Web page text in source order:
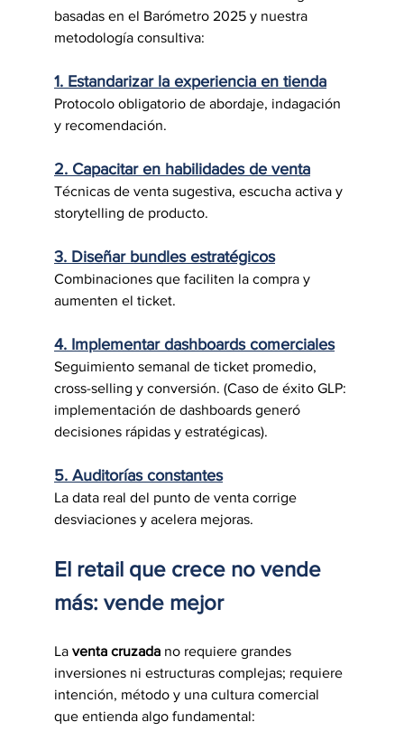
basadas en el Barómetro 2025 y nuestra
metodología consultiva:
1. Estandarizar la experiencia en tienda
Protocolo obligatorio de abordaje, indagación
y recomendación.
2. Capacitar en habilidades de venta
Técnicas de venta sugestiva, escucha activa y
storytelling de producto.
3. Diseñar bundles estratégicos
Combinaciones que faciliten la compra y
aumenten el ticket.
4. Implementar dashboards comerciales
Seguimiento semanal de ticket promedio,
cross-selling y conversión. (Caso de éxito GLP:
implementación de dashboards generó
decisiones rápidas y estratégicas).
5. Auditorías constantes
La data real del punto de venta corrige
desviaciones y acelera mejoras.
El retail que crece no vende
más: vende mejor
La venta cruzada no requiere grandes
inversiones ni estructuras complejas; requiere
intención, método y una cultura comercial
que entienda algo fundamental: